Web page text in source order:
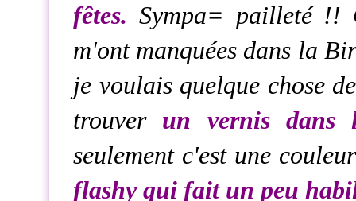
fêtes. Sympa= pailleté !!
m'ont manquées dans la
je voulais quelque chose
trouver un vernis dans
seulement c'est une
flashy qui fait un peu